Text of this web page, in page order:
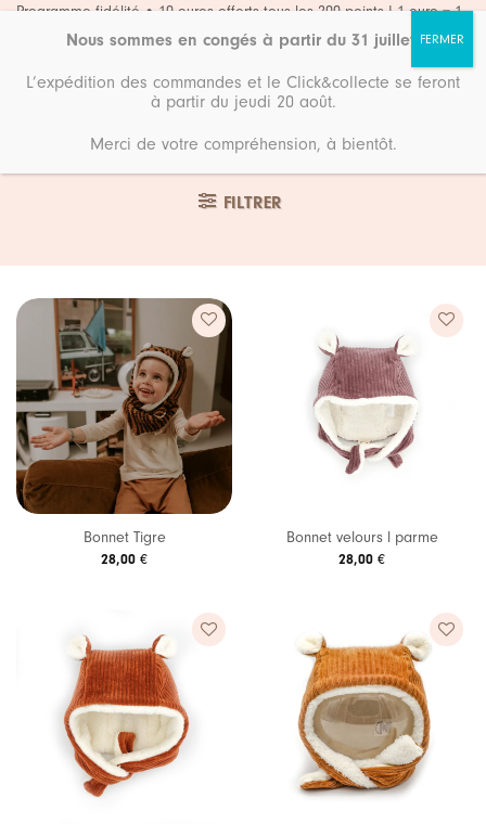
Passer
Programme fidélité • 10 euros offerts tous les 200 points ! 1 euro = 1
FILTRER
Ajouter
à ma
liste de
souhaits
Bonnet Tigre
28,00 €
Bonnet velours l parme
28,00 €
Ajouter
à ma
liste de
souhaits
Ajouter
à ma
liste de
souhaits
Nous sommes en congés à partir du 31 juillet
L’expédition des commandes et le Click&collecte se feront
à partir du jeudi 20 août.
Merci de votre compréhension, à bientôt.